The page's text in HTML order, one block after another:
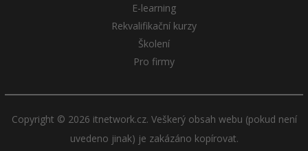
E-learning
Rekvalifikační kurzy
Školení
Pro firmy
Copyright © 2026 itnetwork.cz. Veškerý obsah webu (pokud není
uvedeno jinak) je zakázáno kopírovat.